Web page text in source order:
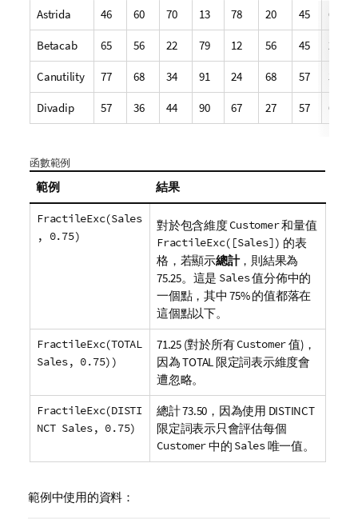
Astrida 46 60 70 13 78 20 45 65
Betacab 65 56 22 79 12 56 45 24
Canutility 77 68 34 91 24 68 57 36
Divadip 57 36 44 90 67 27 57 68
函數範例
範例 結果
FractileExc(Sales
, 0.75)
對於包含維度Customer和量值
FractileExc([Sales]) 的表
格，若顯示總計，則結果為
75.25。這是 Sales值分佈中的
一個點，其中 75% 的值都落在
這個點以下。
FractileExc(TOTAL
Sales, 0.75))
71.25 (對於所有Customer值)，
因為TOTAL 限定詞表示維度會
遭忽略。
FractileExc(DISTI
NCT Sales, 0.75)
總計 73.50，因為使用 DISTINCT
限定詞表示只會評估每個
Customer中的 Sales唯一值。
範例中使用的資料：